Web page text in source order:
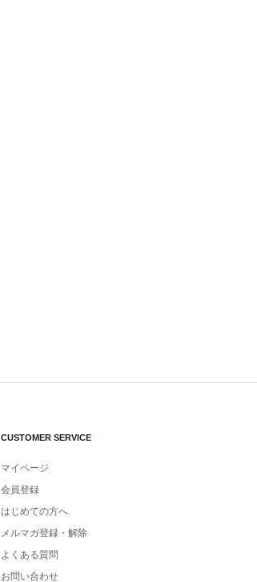
CUSTOMER SERVICE
マイページ
会員登録
はじめての方へ
メルマガ登録・解除
よくある質問
お問い合わせ